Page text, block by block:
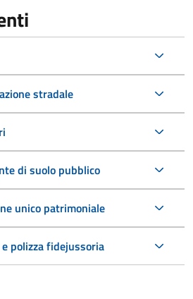
stradale
di suolo pubblico
unico patrimoniale
polizza fidejussoria